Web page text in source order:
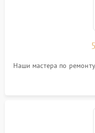
Наши мастера по